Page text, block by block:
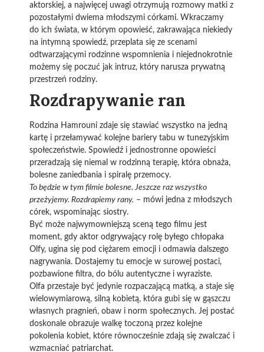
aktorskiej, a najwięcej uwagi otrzymują rozmowy matki z
pozostałymi dwiema młodszymi córkami. Wkraczamy
do ich świata, w którym opowieść, zakrawająca niekiedy
na intymną spowiedź, przeplata się ze scenami
odtwarzającymi rodzinne wspomnienia i niejednokrotnie
możemy się poczuć jak intruz, który narusza prywatną
przestrzeń rodziny.
Rozdrapywanie ran
Rodzina Hamrouni zdaje się stawiać wszystko na jedną
kartę i przełamywać kolejne bariery tabu w tunezyjskim
społeczeństwie. Spowiedź i jednostronne opowieści
przeradzają się niemal w rodzinną terapię, która obnaża,
bolesne zaniedbania i spiralę przemocy.
To będzie w tym filmie bolesne. Jeszcze raz wszystko
przeżyjemy. Rozdrapiemy rany. – mówi jedna z młodszych
córek, wspominając siostry.
Być może najwymowniejszą sceną tego filmu jest
moment, gdy aktor odgrywający rolę byłego chłopaka
Olfy, ugina się pod ciężarem emocji i odmawia dalszego
nagrywania. Dostajemy tu emocje w surowej postaci,
pozbawione filtra, do bólu autentyczne i wyraziste.
Olfa przestaje być jedynie rozpaczającą matką, a staje się
wielowymiarową, silną kobietą, która gubi się w gąszczu
własnych pragnień, obaw i norm społecznych. Jej postać
doskonale obrazuje walkę toczoną przez kolejne
pokolenia kobiet, które równocześnie zdają się zwalczać i
wzmacniać patriarchat.